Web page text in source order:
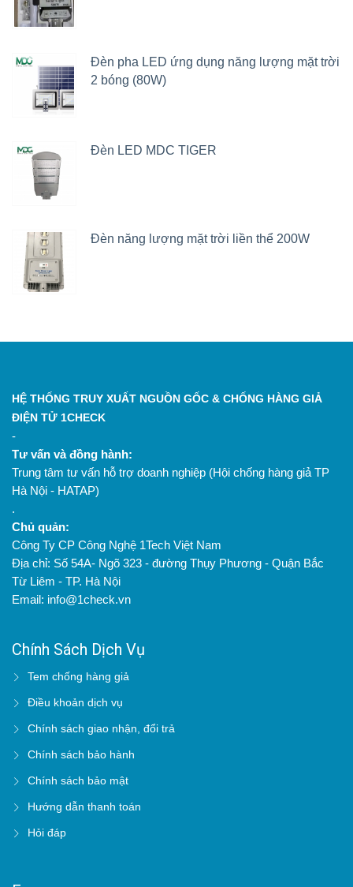
Đèn pha LED ứng dụng năng lượng mặt trời
2 bóng (80W)
Đèn LED MDC TIGER
Đèn năng lượng mặt trời liền thể 200W
HỆ THỐNG TRUY XUẤT NGUỒN GỐC & CHỐNG HÀNG GIẢ
ĐIỆN TỬ 1CHECK
-
Tư vấn và đồng hành:
Trung tâm tư vấn hỗ trợ doanh nghiệp (Hội chống hàng giả TP
Hà Nội - HATAP)
.
Chủ quản:
Công Ty CP Công Nghệ 1Tech Việt Nam
Địa chỉ: Số 54A- Ngõ 323 - đường Thụy Phương - Quận Bắc
Từ Liêm - TP. Hà Nội
Email: info@1check.vn
Chính Sách Dịch Vụ
Tem chống hàng giả
Điều khoản dịch vụ
Chính sách giao nhận, đổi trả
Chính sách bảo hành
Chính sách bảo mật
Hướng dẫn thanh toán
Hỏi đáp